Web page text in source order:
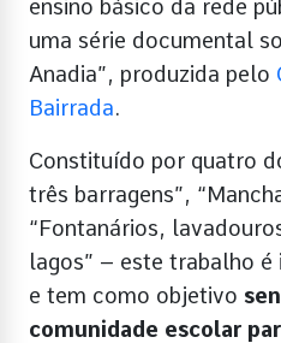
ensino básico da rede
uma série documental
Anadia”, produzida pelo
Bairrada.
Constituído por quatro
três barragens”,
“Fontanários,
lagos” – este trabalho
e tem como objetivo
comunidade escolar